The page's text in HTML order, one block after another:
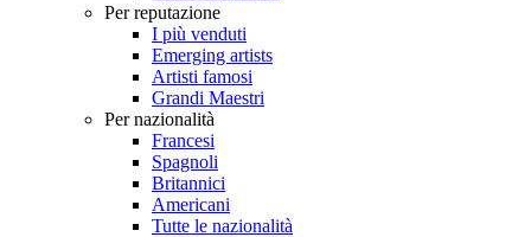
Per reputazione
I più venduti
Emerging artists
Artisti famosi
Grandi Maestri
Per nazionalità
Francesi
Spagnoli
Britannici
Americani
Tutte le nazionalità